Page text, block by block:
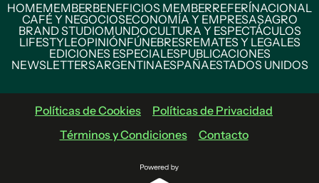
HOMEMEMBERBENEFICIOS MEMBERREFERÍNACIONAL
CAFÉ Y NEGOCIOSECONOMÍA Y EMPRESASAGRO
BRAND STUDIOMUNDOCULTURA Y ESPECTÁCULOS
LIFESTYLEOPINIÓNFÚNEBRESREMATES Y LEGALES
EDICIONES ESPECIALESPUBLICACIONES
NEWSLETTERSARGENTINAESPAÑAESTADOS UNIDOS
Políticas de Cookies
Políticas de Privacidad
Términos y Condiciones
Contacto